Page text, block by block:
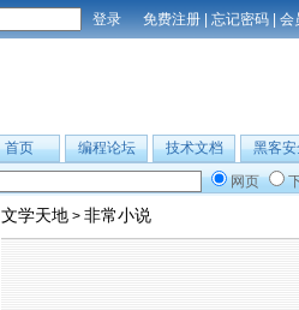
免费注册 | 忘记密码 | 会
首页 编程论坛 技术文档
黑客安
网页
文学天地 > 非常小说